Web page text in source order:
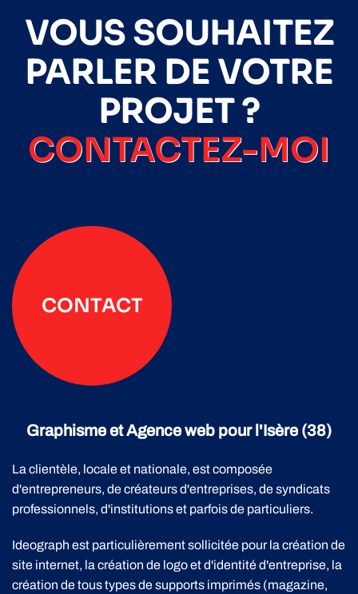
VOUS SOUHAITEZ
PARLER DE VOTRE
PROJET ?
CONTACTEZ-MOI
CONTACT
Graphisme et Agence web pour l'Isère (38)
La clientèle, locale et nationale, est composée
d'entrepreneurs, de créateurs d'entreprises, de syndicats
professionnels, d'institutions et parfois de particuliers.
Ideograph est particulièrement sollicitée pour la création de
site internet, la création de logo et d'identité d'entreprise, la
création de tous types de supports imprimés (magazine,